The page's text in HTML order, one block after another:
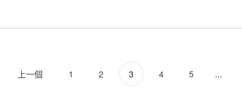
上一個 1 2 3 4 5 ...